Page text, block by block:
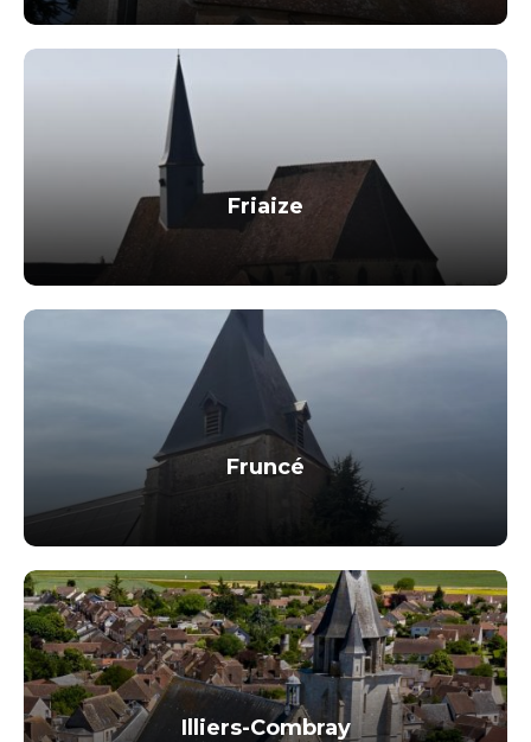
Friaize
Fruncé
Illiers-Combray